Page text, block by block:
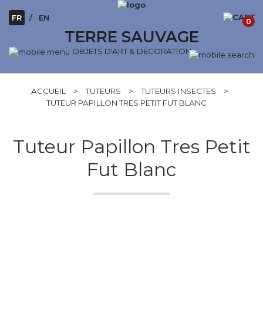
TERRE SAUVAGE
OBJETS D'ART & DÉCORATION
FR EN 0
ACCUEIL > TUTEURS > TUTEURS INSECTES
>
TUTEUR PAPILLON TRES PETIT FUT BLANC
Tuteur Papillon Tres Petit
Fut Blanc